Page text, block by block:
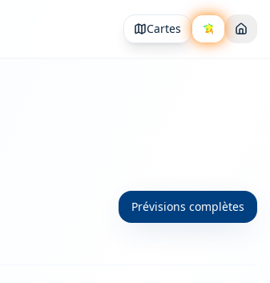
Cartes
Prévisions complètes